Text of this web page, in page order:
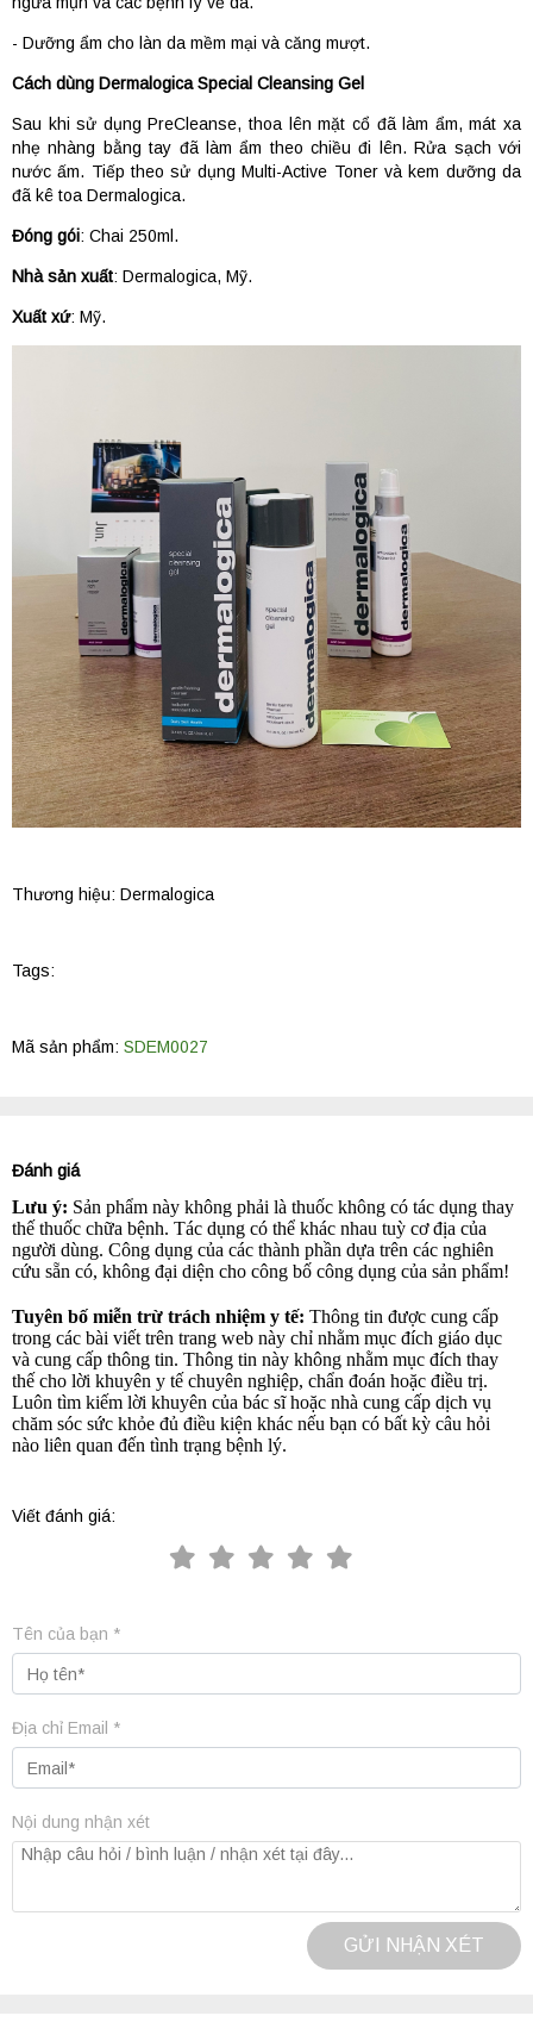
- Dưỡng ẩm cho làn da mềm mại và căng mượt.
Cách dùng Dermalogica Special Cleansing Gel
Sau khi sử dụng PreCleanse, thoa lên mặt cổ đã làm ẩm, mát xa
nhẹ nhàng bằng tay đã làm ẩm theo chiều đi lên. Rửa sạch với
nước ấm. Tiếp theo sử dụng Multi-Active Toner và kem dưỡng da
đã kê toa Dermalogica.
Đóng gói: Chai 250ml.
Nhà sản xuất: Dermalogica, Mỹ.
Xuất xứ: Mỹ.
Thương hiệu: Dermalogica
Tags:
Mã sản phẩm: SDEM0027
Đánh giá
Lưu ý: Sản phẩm này không phải là thuốc không có tác dụng thay
thế thuốc chữa bệnh. Tác dụng có thể khác nhau tuỳ cơ địa của
người dùng. Công dụng của các thành phần dựa trên các nghiên
cứu sẵn có, không đại diện cho công bố công dụng của sản phẩm!
Tuyên bố miễn trừ trách nhiệm y tế: Thông tin được cung cấp
trong các bài viết trên trang web này chỉ nhằm mục đích giáo dục
và cung cấp thông tin. Thông tin này không nhằm mục đích thay
thế cho lời khuyên y tế chuyên nghiệp, chẩn đoán hoặc điều trị.
Luôn tìm kiếm lời khuyên của bác sĩ hoặc nhà cung cấp dịch vụ
chăm sóc sức khỏe đủ điều kiện khác nếu bạn có bất kỳ câu hỏi
nào liên quan đến tình trạng bệnh lý.
Viết đánh giá:
Tên của bạn *
Địa chỉ Email *
Nội dung nhận xét
GỬI NHẬN XÉT